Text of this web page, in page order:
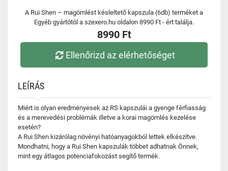
A Rui Shen – magömlést késleltető kapszula (6db) terméket a
Egyéb gyártótól a szexero.hu oldalon 8990 Ft - ért találja.
8990 Ft
Ellenőrizd az elérhetőséget
LEÍRÁS
Miért is olyan eredményesek az RS kapszulái a gyenge férfiasság
és a merevedési problémák illetve a korai magömlés kezelése
esetén?
A Rui Shen kizárólag növényi hatóanyagokból lettek elkészítve.
Mondhatni, hogy a Rui Shen kapszulák többet adhatnak Önnek,
mint egy átlagos potenciafokozást segítő termék.